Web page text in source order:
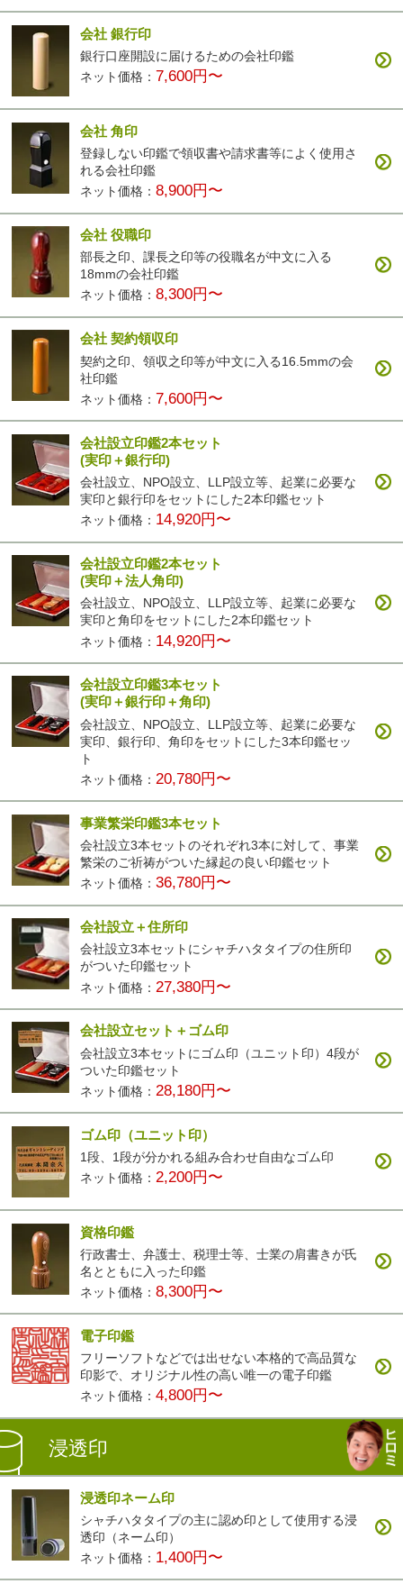
会社 銀行印
銀行口座開設に届けるための会社印鑑
ネット価格： 7,600円〜
会社 角印
登録しない印鑑で領収書や請求書等によく使用さ
れる会社印鑑
ネット価格：8,900円〜
会社 役職印
部長之印、課長之印等の役職名が中文に入る
18mmの会社印鑑
ネット価格：8,300円〜
会社 契約領収印
契約之印、領収之印等が中文に入る16.5mmの会
社印鑑
ネット価格： 7,600円〜
会社設立印鑑2本セット
(実印＋銀行印)
会社設立、NPO設立、LLP設立等、起業に必要な
実印と銀行印をセットにした2本印鑑セット
ネット価格： 14,920円〜
会社設立印鑑2本セット
(実印＋法人角印)
会社設立、NPO設立、LLP設立等、起業に必要な
実印と角印をセットにした2本印鑑セット
ネット価格： 14,920円〜
会社設立印鑑3本セット
(実印＋銀行印＋角印)
会社設立、NPO設立、LLP設立等、起業に必要な
実印、銀行印、角印をセットにした3本印鑑セッ
ト
ネット価格： 20,780円〜
事業繁栄印鑑3本セット
会社設立3本セットのそれぞれ3本に対して、事業
繁栄のご祈祷がついた縁起の良い印鑑セット
ネット価格：36,780円〜
会社設立＋住所印
会社設立3本セットにシャチハタタイプの住所印
がついた印鑑セット
ネット価格： 27,380円〜
会社設立セット＋ゴム印
会社設立3本セットにゴム印（ユニット印）4段が
ついた印鑑セット
ネット価格： 28,180円〜
ゴム印（ユニット印）
1段、1段が分かれる組み合わせ自由なゴム印
ネット価格：2,200円〜
資格印鑑
行政書士、弁護士、税理士等、士業の肩書きが氏
名とともに入った印鑑
ネット価格：8,300円〜
電子印鑑
フリーソフトなどでは出せない本格的で高品質な
印影で、オリジナル性の高い唯一の電子印鑑
ネット価格：4,800円〜
浸透印
浸透印ネーム印
シャチハタタイプの主に認め印として使用する浸
透印（ネーム印）
ネット価格： 1,400円〜